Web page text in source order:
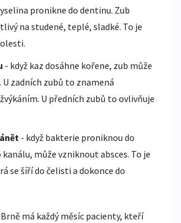
pronikne do dentinu. Zub
na studené, teplé, sladké. To je
- když kaz dosáhne kořene, zub může
zadních zubů to znamená
U předních zubů to ovlivňuje
- když bakterie proniknou do
může vzniknout absces. To je
se šíří do čelisti a dokonce do
má každý měsíc pacienty, kteří